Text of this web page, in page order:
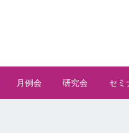
月例会 研究会 セミ